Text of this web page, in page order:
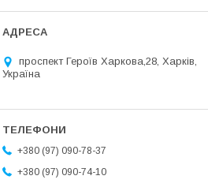
проспект Героїв Харкова,28, Харків,
Україна
+380 (97) 090-78-37
+380 (97) 090-74-10